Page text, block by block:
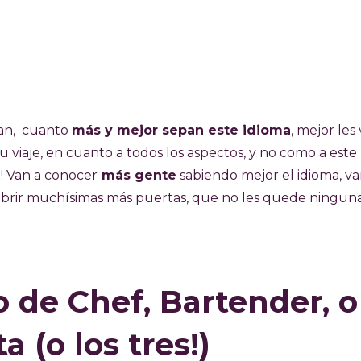
cuanto más y mejor sepan este idioma, mejor les
viaje, en cuanto a todos los aspectos, y no como a este
Van a conocer más gente sabiendo mejor el idioma,
muchísimas más puertas, que no les quede
de Chef, Bartender, o
(o los tres!)